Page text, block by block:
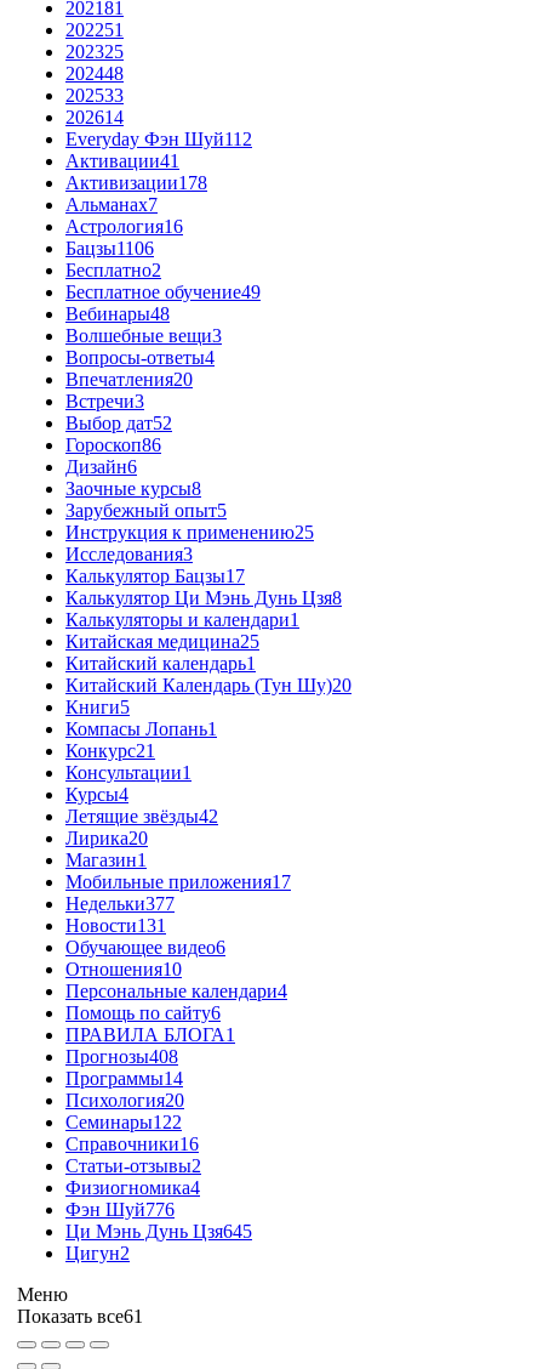
202181
202251
202325
202448
202533
202614
Everyday Фэн Шуй112
Активации41
Активизации178
Альманах7
Астрология16
Бацзы1106
Бесплатно2
Бесплатное обучение49
Вебинары48
Волшебные вещи3
Вопросы-ответы4
Впечатления20
Встречи3
Выбор дат52
Гороскоп86
Дизайн6
Заочные курсы8
Зарубежный опыт5
Инструкция к применению25
Исследования3
Калькулятор Бацзы17
Калькулятор Ци Мэнь Дунь Цзя8
Калькуляторы и календари1
Китайская медицина25
Китайский календарь1
Китайский Календарь (Тун Шу)20
Книги5
Компасы Лопань1
Конкурс21
Консультации1
Курсы4
Летящие звёзды42
Лирика20
Магазин1
Мобильные приложения17
Недельки377
Новости131
Обучающее видео6
Отношения10
Персональные календари4
Помощь по сайту6
ПРАВИЛА БЛОГА1
Прогнозы408
Программы14
Психология20
Семинары122
Справочники16
Статьи-отзывы2
Физиогномика4
Фэн Шуй776
Ци Мэнь Дунь Цзя645
Цигун2
Меню
Показать все61